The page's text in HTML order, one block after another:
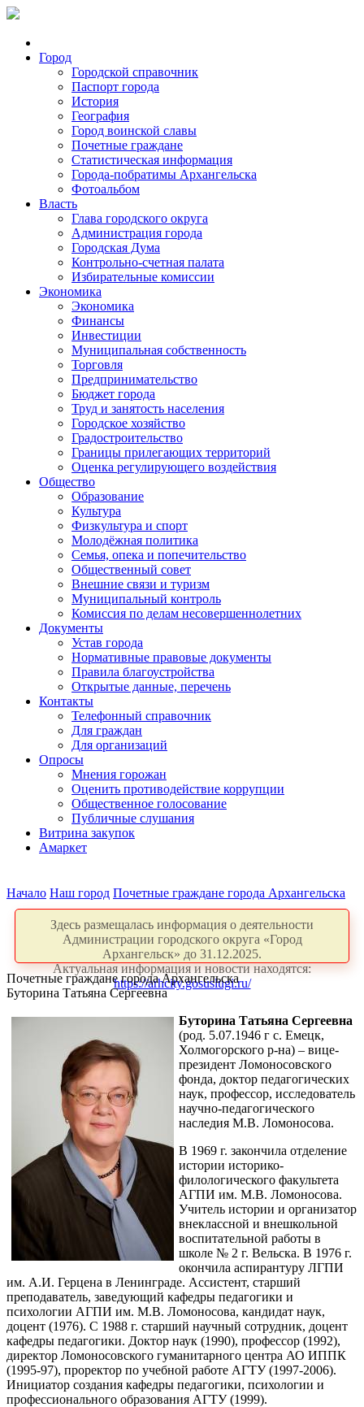
Город
Городской справочник
Паспорт города
История
География
Город воинской славы
Почетные граждане
Статистическая информация
Города-побратимы Архангельска
Фотоальбом
Власть
Глава городского округа
Администрация города
Городская Дума
Контрольно-счетная палата
Избирательные комиссии
Экономика
Экономика
Финансы
Инвестиции
Муниципальная собственность
Торговля
Предпринимательство
Бюджет города
Труд и занятость населения
Городское хозяйство
Градостроительство
Границы прилегающих территорий
Оценка регулирующего воздействия
Общество
Образование
Культура
Физкультура и спорт
Молодёжная политика
Семья, опека и попечительство
Общественный совет
Внешние связи и туризм
Муниципальный контроль
Комиссия по делам несовершеннолетних
Документы
Устав города
Нормативные правовые документы
Правила благоустройства
Открытые данные, перечень
Контакты
Телефонный справочник
Для граждан
Для организаций
Опросы
Мнения горожан
Оценить противодействие коррупции
Общественное голосование
Публичные слушания
Витрина закупок
Амаркет
Начало Наш город Почетные граждане города Архангельска
Здесь размещалась информация о деятельности
Администрации городского округа «Город
Архангельск» до 31.12.2025.
Актуальная информация и новости находятся:
https://arhcity.gosuslugi.ru/
Почетные граждане города Архангельска
Буторина Татьяна Сергеевна
Буторина Татьяна Сергеевна
(род. 5.07.1946 г с. Емецк,
Холмогорского р-на) – вице-
президент Ломоносовского
фонда, доктор педагогических
наук, профессор, исследователь
научно-педагогического
наследия М.В. Ломоносова.
В 1969 г. закончила отделение
истории историко-
филологического факультета
АГПИ им. М.В. Ломоносова.
Учитель истории и организатор
внеклассной и внешкольной
воспитательной работы в
школе № 2 г. Вельска. В 1976 г.
окончила аспирантуру ЛГПИ
им. А.И. Герцена в Ленинграде. Ассистент, старший
преподаватель, заведующий кафедры педагогики и
психологии АГПИ им. М.В. Ломоносова, кандидат наук,
доцент (1976). С 1988 г. старший научный сотрудник, доцент
кафедры педагогики. Доктор наук (1990), профессор (1992),
директор Ломоносовского гуманитарного центра АО ИППК
(1995-97), проректор по учебной работе АГТУ (1997-2006).
Инициатор создания кафедры педагогики, психологии и
профессионального образования АГТУ (1999).